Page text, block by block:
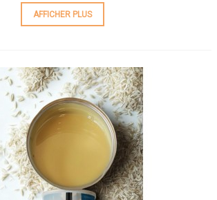
AFFICHER PLUS